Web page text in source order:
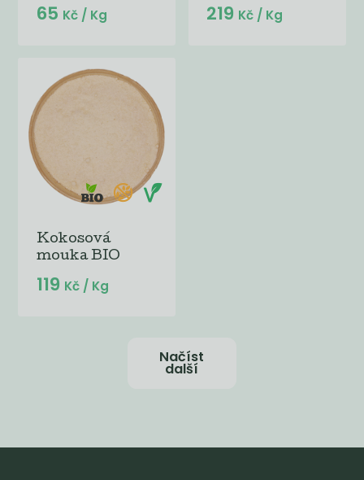
65 Kč / Kg 219 Kč / Kg
Kokosová
mouka BIO
119 Kč / Kg
Načíst
další